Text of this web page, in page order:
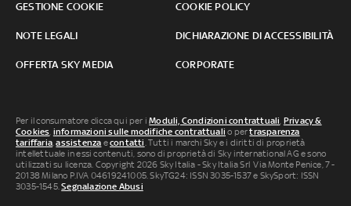
GESTIONE COOKIE COOKIE POLICY
NOTE LEGALI DICHIARAZIONE DI ACCESSIBILITÀ
OFFERTA SKY MEDIA CORPORATE
Per il consumatore clicca qui per iModuli, Condizioni contrattuali, Privacy &
Cookies, informazioni sulle modifiche contrattuali o pertrasparenza
tariffaria,assistenza econtatti. Tutti i marchi Sky e i diritti di proprietà
intellettuale in essi contenuti, sono di proprietà di Sky international AG e sono
utilizzati su licenza. Copyright 2026 Sky Italia - Sky Italia Srl Via Monte Penice, 7 -
20138 Milano P.IVA 04619241005. SkyTG24: ISSN 3035-1537 e SkySport: ISSN
3035-1545.Segnalazione Abusi